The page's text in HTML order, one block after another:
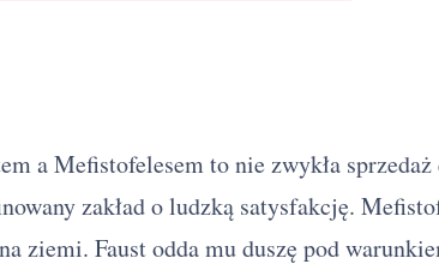
a Mefistofelesem to nie zwykła
zakład o ludzką satysfakcję.
ziemi. Faust odda mu duszę pod